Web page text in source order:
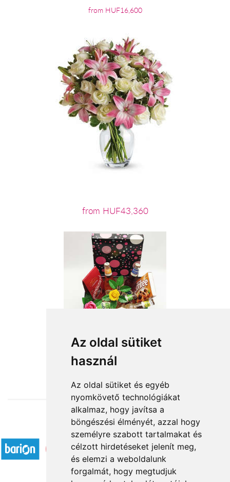
Az oldal sütiket
használ
Az oldal sütiket és egyéb
nyomkövető technológiákat
alkalmaz, hogy javítsa a
böngészési élményét, azzal hogy
személyre szabott tartalmakat és
célzott hirdetéseket jelenít meg,
és elemzi a weboldalunk
forgalmát, hogy megtudjuk
from HUF16,600
from HUF43,360
from HUF19,800
Accepted payment methods